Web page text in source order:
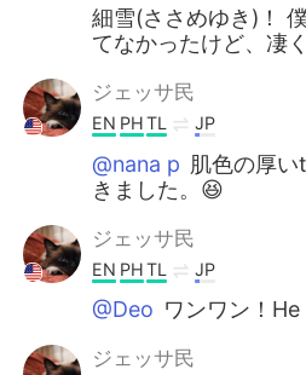
細雪(ささめゆき)！
てなかったけど、凄
ジェッサ民
EN PHTL JP
@nana p 肌色の厚
きました。😆
ジェッサ民
EN PHTL JP
@Deo ワンワン！
ジェッサ民